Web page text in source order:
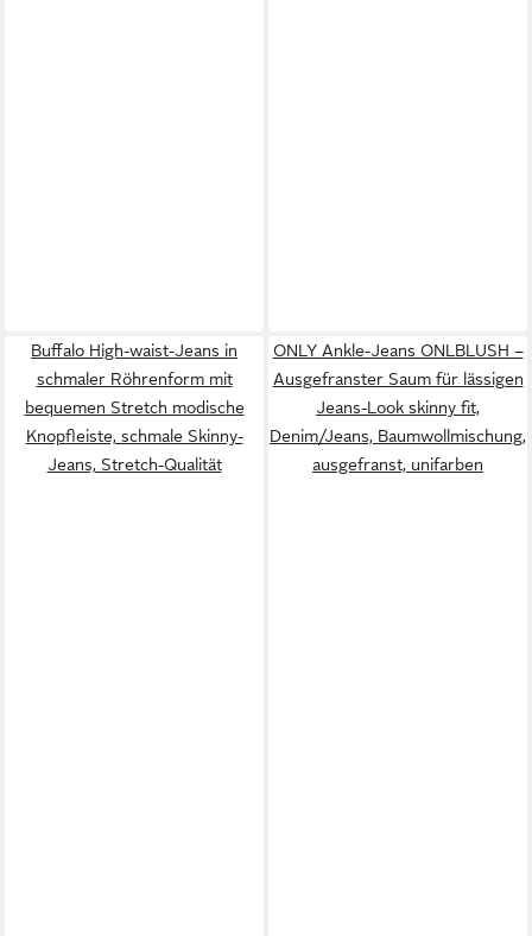
Buffalo High-waist-Jeans in
schmaler Röhrenform mit
bequemen Stretch modische
Knopfleiste, schmale Skinny-
Jeans, Stretch-Qualität
ONLY Ankle-Jeans ONLBLUSH –
Ausgefranster Saum für lässigen
Jeans-Look skinny fit,
Denim/Jeans, Baumwollmischung,
ausgefranst, unifarben